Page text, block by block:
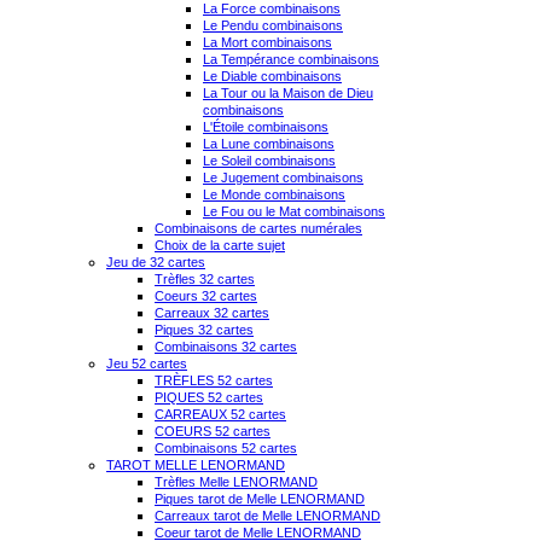
La Force combinaisons
Le Pendu combinaisons
La Mort combinaisons
La Tempérance combinaisons
Le Diable combinaisons
La Tour ou la Maison de Dieu
combinaisons
L'Étoile combinaisons
La Lune combinaisons
Le Soleil combinaisons
Le Jugement combinaisons
Le Monde combinaisons
Le Fou ou le Mat combinaisons
Combinaisons de cartes numérales
Choix de la carte sujet
Jeu de 32 cartes
Trèfles 32 cartes
Coeurs 32 cartes
Carreaux 32 cartes
Piques 32 cartes
Combinaisons 32 cartes
Jeu 52 cartes
TRÈFLES 52 cartes
PIQUES 52 cartes
CARREAUX 52 cartes
COEURS 52 cartes
Combinaisons 52 cartes
TAROT MELLE LENORMAND
Trèfles Melle LENORMAND
Piques tarot de Melle LENORMAND
Carreaux tarot de Melle LENORMAND
Coeur tarot de Melle LENORMAND